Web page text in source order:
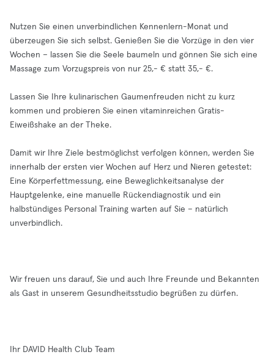
Nutzen Sie einen unverbindlichen Kennenlern-Monat und
überzeugen Sie sich selbst. Genießen Sie die Vorzüge in den vier
Wochen – lassen Sie die Seele baumeln und gönnen Sie sich eine
Massage zum Vorzugspreis von nur 25,- € statt 35,- €.
Lassen Sie Ihre kulinarischen Gaumenfreuden nicht zu kurz
kommen und probieren Sie einen vitaminreichen Gratis-
Eiweißshake an der Theke.
Damit wir Ihre Ziele bestmöglichst verfolgen können, werden Sie
innerhalb der ersten vier Wochen auf Herz und Nieren getestet:
Eine Körperfettmessung, eine Beweglichkeitsanalyse der
Hauptgelenke, eine manuelle Rückendiagnostik und ein
halbstündiges Personal Training warten auf Sie – natürlich
unverbindlich.
Wir freuen uns darauf, Sie und auch Ihre Freunde und Bekannten
als Gast in unserem Gesundheitsstudio begrüßen zu dürfen.
Ihr DAVID Health Club Team